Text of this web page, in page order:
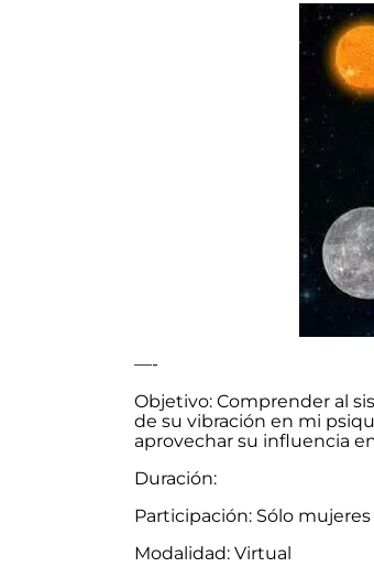
—-
Objetivo: Comprender al
de su vibración en mi
aprovechar su influencia
Duración:
Participación: Sólo mujeres
Modalidad: Virtual